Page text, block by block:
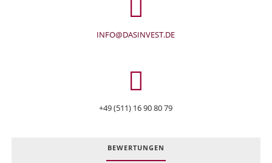
INFO@DASINVEST.DE
+49 (511) 16 90 80 79
BEWERTUNGEN